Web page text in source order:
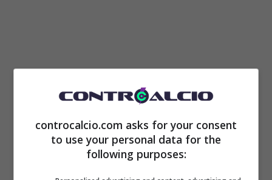
è un campione e la società lo sa bene
per questo non vorrebbe cederlo. Allo stesso
tempo il club sta decidendo cosa fare con
controcalcio.com asks for your consent
to use your personal data for the
following purposes: